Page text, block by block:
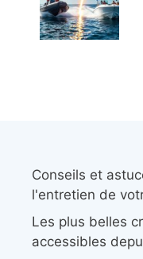
Conseils et
l'entretien de
Les plus belles
accessibles